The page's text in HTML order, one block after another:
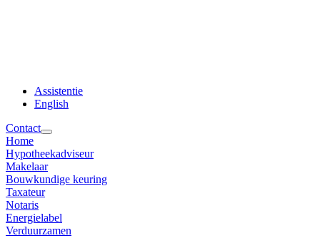
Assistentie
English
Contact
Home
Hypotheekadviseur
Makelaar
Bouwkundige keuring
Taxateur
Notaris
Energielabel
Verduurzamen